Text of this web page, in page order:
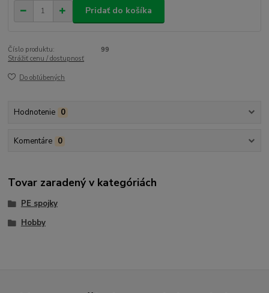
Pridať do košíka
Číslo produktu:
99
Strážiť cenu / dostupnosť
Do obľúbených
Hodnotenie 0
Komentáre 0
Tovar zaradený v kategóriách
PE spojky
Hobby